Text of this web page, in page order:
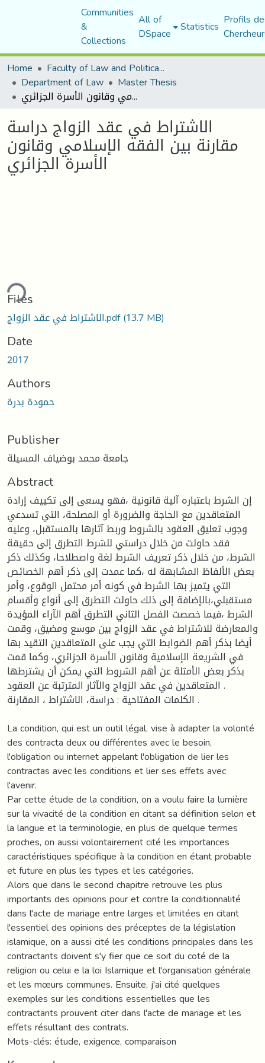
Communities
&
Collections
All of
DSpace Statistics Profils
Home
Faculty of Law and Political Science
Department of Law Master Thesis
الاشتراط في عقد الزواج دراسة مقارنة بين الفقه الإسلامي وقانون الأسرة الجزائري
الاشتراط في عقد الزواج دراسة
مقارنة بين الفقه الإسلامي وقانون
الأسرة الجزائري
Files
الاشتراط في عقد الزواج.pdf(13.7 MB)
Date
2017
Authors
حمودة بدرة
Publisher
جامعة محمد بوضياف المسيلة
Abstract
إن الشرط باعتباره آلية قانونية ،فهو يسعى إلى تكييف إرادة
المتعاقدين مع الحاجة والضرورة أو المصلحة، التي تسدعي
وجوب تعليق العقود بالشروط وربط آثارها بالمستقبل، وعليه
فقد حاولت من خلال دراستي للشرط التطرق إلى حقيقة
الشرط، من خلال ذكر تعريف الشرط لغة واصطلاحا، وكذلك ذكر
بعض الألفاظ المشابهة له ،كما عمدت إلى ذكر أهم الخصائص
التي يتميز بها الشرط في كونه أمر محتمل الوقوع، وأمر
مستقبلي،بالإضافة إلى ذلك حاولت التطرق إلى أنواع وأقسام
الشرط ،فيما خصصت الفصل الثاني التطرق أهم الآراء المؤيدة
والمعارضة للاشتراط في عقد الزواج بين موسع ومضيق، وقمت
أيضا بذكر أهم الضوابط التي يجب على المتعاقدين التقيد بها
في الشريعة الإسلامية وقانون الأسرة الجزائري، وكما قمت
بذكر بعض الأمثلة عن أهم الشروط التي يمكن أن يشترطها
المتعاقدين في عقد الزواج والآثار المترتبة عن العقود .
الكلمات المفتاحية : دراسة، الاشتراط ، المقارنة .
La condition, qui est un outil légal, vise à adapter la volonté
des contracta deux ou différentes avec le besoin,
l'obligation ou internet appelant l'obligation de lier les
contractas avec les conditions et lier ses effets avec
l'avenir.
Par cette étude de la condition, on a voulu faire la lumière
sur la vivacité de la condition en citant sa définition selon et
la langue et la terminologie, en plus de quelque termes
proches, on aussi volontairement cité les importances
caractéristiques spécifique à la condition en étant probable
et future en plus les types et les catégories.
Alors que dans le second chapitre retrouve les plus
importants des opinions pour et contre la conditionnalité
dans l'acte de mariage entre larges et limitées en citant
l'essentiel des opinions des préceptes de la législation
islamique, on a aussi cité les conditions principales dans les
contractants doivent s'y fier que ce soit du coté de la
religion ou celui e la loi Islamique et l'organisation générale
et les mœurs communes. Ensuite, j'ai cité quelques
exemples sur les conditions essentielles que les
contractants prouvent citer dans l'acte de mariage et les
effets résultant des contrats.
Mots-clés: étude, exigence, comparaison